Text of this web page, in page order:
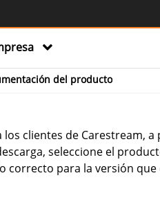
del producto
clientes de Carestream,
seleccione el
correcto para la versión